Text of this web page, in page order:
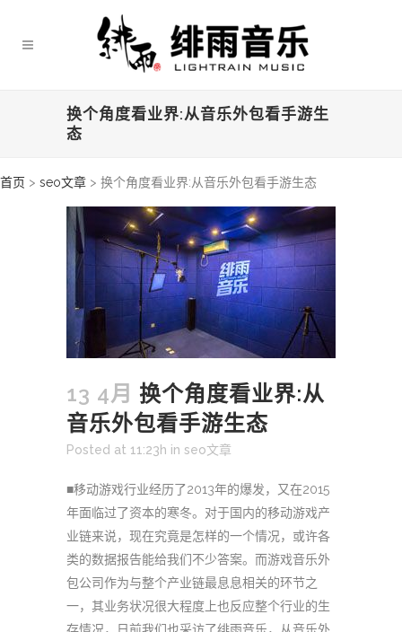
换个角度看业界:从音乐外包看手游生
态
首页 > seo文章 > 换个角度看业界:从音乐外包看手游生态
13 4月 换个角度看业界:从
音乐外包看手游生态
Posted at 11:23h in seo文章
■移动游戏行业经历了2013年的爆发，又在2015
年面临过了资本的寒冬。对于国内的移动游戏产
业链来说，现在究竟是怎样的一个情况，或许各
类的数据报告能给我们不少答案。而游戏音乐外
包公司作为与整个产业链最息息相关的环节之
一，其业务状况很大程度上也反应整个行业的生